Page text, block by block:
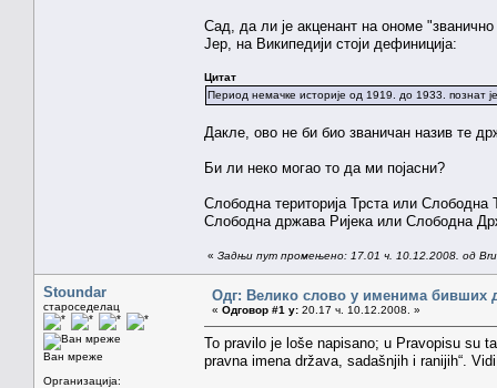
Сад, да ли је акценант на ономе
Јер, на Википедији стоји дефиниција:
Цитат
Период немачке историје од 1919. до 1933. познат
Дакле, ово не би био званичан назив те
Би ли неко могао то да ми појасни?
Слободна територија Трста или Слободна
Слободна држава Ријека или Слободна
« Задњи пут промењено: 17.01 ч. 10.12.2008. од
Stoundar
староседелац
Ван мреже
Организација:
Одг: Велико слово у именима бивших
« Одговор #1 у: 20.17 ч. 10.12.2008. »
To pravilo je loše napisano; u Pravopisu su
pravna imena država, sadašnjih i ranijih“.